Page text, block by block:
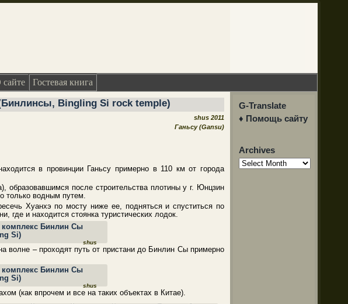
Гостевая книга
Bingling Si rock temple)
shus 2011
Ганьсу (Gansu)
в провинции Ганьсу примерно в 110 км от города
после строительства плотины у г. Юнцзин
только водным путем.
Хуанхэ по мосту ниже ее, подняться и спуститься по
где и находится стоянка туристических лодок.
shus
волне – проходят путь от пристани до Бинлин Сы примерно
shus
(как впрочем и все на таких объектах в Китае).
G-Translate
♦ Помощь сайту
Archives
Archives